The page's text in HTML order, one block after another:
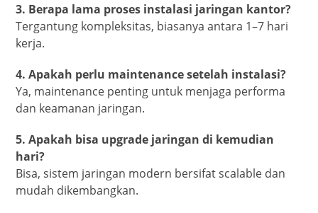
3. Berapa lama proses instalasi jaringan kantor?
Tergantung kompleksitas, biasanya antara 1–7 hari
kerja.
4. Apakah perlu maintenance setelah instalasi?
Ya, maintenance penting untuk menjaga performa
dan keamanan jaringan.
5. Apakah bisa upgrade jaringan di kemudian
hari?
Bisa, sistem jaringan modern bersifat scalable dan
mudah dikembangkan.